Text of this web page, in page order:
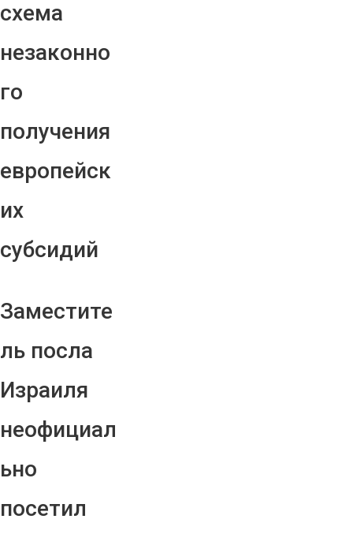
схема
незаконно
го
получения
европейск
их
субсидий
Заместите
ль посла
Израиля
неофициал
ьно
посетил